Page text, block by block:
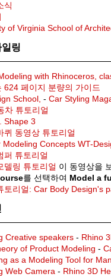
식
of Virginia School of
링
with Rhinoceros,
624 페이지 분량의 가이드
School, - Car Styling
차 튜토리얼
Shape 3
퀴 동영상 튜토리얼
Modeling Concepts WT-
퍼 튜토리얼
델링 튜토리얼 이 동영상을
를 선택하여 Model a
토리얼: Car Body Design's
Creative speakers - Rhino
of Product Modeling -
as a Modeling Tool for
Web Camera - Rhino 3D